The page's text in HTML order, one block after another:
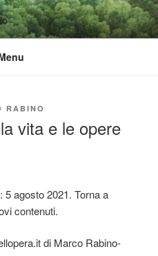
e imparare ad amarle
RABINO
vita e le opere
5 agosto 2021. Torna a
contenuti.
di Marco Rabino-